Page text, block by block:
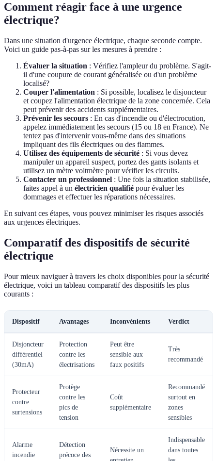
Comment réagir face à une urgence
électrique?
Dans une situation d'urgence électrique, chaque seconde compte.
Voici un guide pas-à-pas sur les mesures à prendre :
Évaluer la situation : Vérifiez l'ampleur du problème. S'agit-
il d'une coupure de courant généralisée ou d'un problème
localisé?
Couper l'alimentation : Si possible, localisez le disjoncteur
et coupez l'alimentation électrique de la zone concernée. Cela
peut prévenir des accidents supplémentaires.
Prévenir les secours : En cas d'incendie ou d'électrocution,
appelez immédiatement les secours (15 ou 18 en France). Ne
tentez pas d'intervenir vous-même dans des situations
impliquant des fils électriques ou des flammes.
Utilisez des équipements de sécurité : Si vous devez
manipuler un appareil suspect, portez des gants isolants et
utilisez un mètre voltmètre pour vérifier les circuits.
Contacter un professionnel : Une fois la situation stabilisée,
faites appel à un électricien qualifié pour évaluer les
dommages et effectuer les réparations nécessaires.
En suivant ces étapes, vous pouvez minimiser les risques associés
aux urgences électriques.
Comparatif des dispositifs de sécurité
électrique
Pour mieux naviguer à travers les choix disponibles pour la sécurité
électrique, voici un tableau comparatif des dispositifs les plus
courants :
Dispositif Avantages Inconvénients Verdict
Disjoncteur
différentiel
(30mA)
Protection
contre les
électrisations
Peut être
sensible aux
faux positifs
Très
recommandé
Protecteur
contre
surtensions
Protège
contre les
pics de
tension
Coût
supplémentaire
Recommandé
surtout en
zones
sensibles
Alarme
incendie
Détection
précoce des
Nécessite un
Indispensable
dans toutes